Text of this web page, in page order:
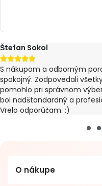
Štefan Sokol

S nákupom a odborným
spokojný. Zodpovedali
pomohlo pri správnom
bol nadštandardný a
Vrelo odporúčam. :)
O nákupe